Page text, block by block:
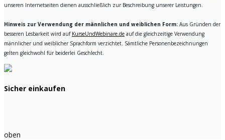
unseren Internetseiten dienen ausschließlich zur Beschreibung unserer Leistungen.
Hinweis zur Verwendung der männlichen und weiblichen Form: Aus Gründen der
besseren Lesbarkeit wird auf KurseUndWebinare.de auf die gleichzeitige Verwendung
männlicher und weiblicher Sprachform verzichtet. Sämtliche Personenbezeichnungen
gelten gleichwohl für beiderlei Geschlecht.
Sicher einkaufen
oben